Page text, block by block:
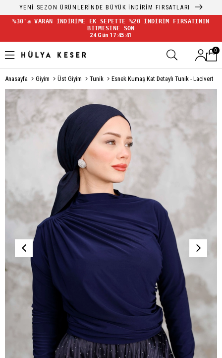
YENİ SEZON ÜRÜNLERİNDE BÜYÜK İNDİRİM FIRSATLARI
%30'a VARAN İNDİRİME EK SEPETTE %20 İNDİRİM FIRSATININ
BİTMESİNE SON
24 Gün 17:45:41
0
Anasayfa Giyim Üst Giyim Tunik Esnek Kumaş Kat Detaylı Tunik - Lacivert